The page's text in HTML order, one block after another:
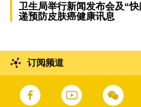
卫生局举行新闻发布会及“
递预防皮肤癌健康讯息
订阅频道